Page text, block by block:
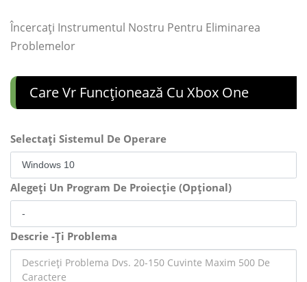
Încercați Instrumentul Nostru Pentru Eliminarea
Problemelor
Care Vr Funcționează Cu Xbox One
Selectați Sistemul De Operare
Alegeți Un Program De Proiecție (Opțional)
Descrie -Ți Problema